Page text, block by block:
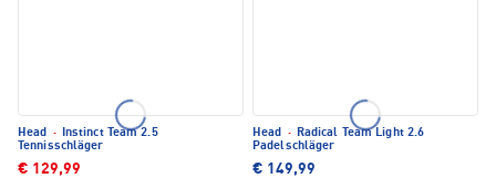
Head · Instinct Team 2.5
Tennisschläger
€ 129,99
Head · Radical Team Light 2.6
Padelschläger
€ 149,99